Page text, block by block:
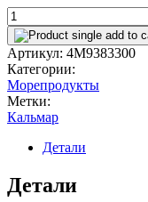
Кальмар
горячего
копчения
количество
Артикул: 4M9383300
Категории:
Морепродукты
Метки:
Кальмар
Детали
Детали